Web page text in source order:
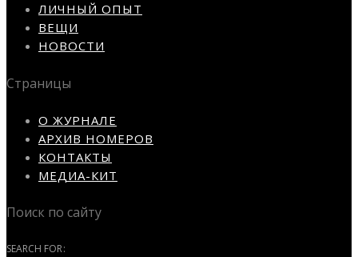
ЛИЧНЫЙ ОПЫТ
ВЕЩИ
НОВОСТИ
Страницы
О ЖУРНАЛЕ
АРХИВ НОМЕРОВ
КОНТАКТЫ
МЕДИА-КИТ
Поиск по сайту
SEARCH FOR: